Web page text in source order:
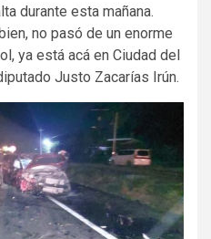
durante esta mañana.
no pasó de un enorme
ya está acá en Ciudad del
Justo Zacarías Irún.